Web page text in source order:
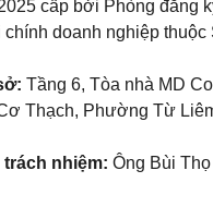
cấp bởi Phòng đăng
chính doanh nghiệp thuộc
Tầng 6, Tòa nhà MD
Thạch, Phường Từ
nhiệm: Ông Bùi Thọ